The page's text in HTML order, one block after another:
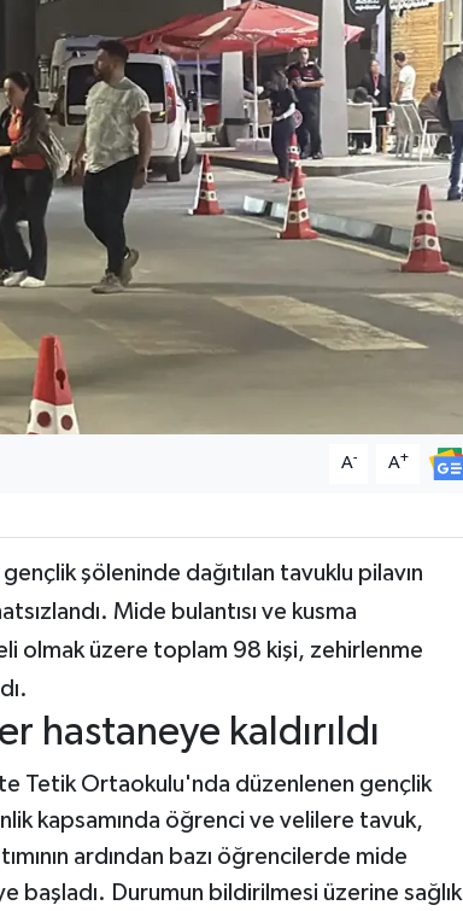
A- A+
şöleninde dağıtılan tavuklu pilavın
Mide bulantısı ve kusma
olmak üzere toplam 98 kişi, zehirlenme
hastaneye kaldırıldı
Tetik Ortaokulu'nda düzenlenen gençlik
kapsamında öğrenci ve velilere tavuk,
ardından bazı öğrencilerde mide
başladı. Durumun bildirilmesi üzerine sağlık